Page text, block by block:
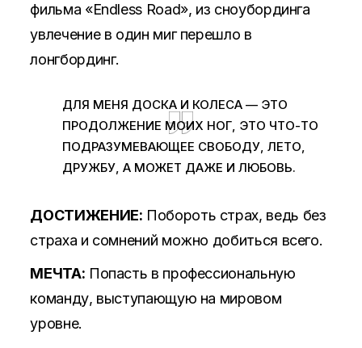
фильма «Endless Road», из сноубординга
увлечение в один миг перешло в
лонгбординг.
ДЛЯ МЕНЯ ДОСКА И КОЛЕСА — ЭТО
ПРОДОЛЖЕНИЕ МОИХ НОГ, ЭТО ЧТО-ТО
ПОДРАЗУМЕВАЮЩЕЕ СВОБОДУ, ЛЕТО,
ДРУЖБУ, А МОЖЕТ ДАЖЕ И ЛЮБОВЬ.
ДОСТИЖЕНИЕ: Побороть страх, ведь без
страха и сомнений можно добиться всего.
МЕЧТА: Попасть в профессиональную
команду, выступающую на мировом
уровне.